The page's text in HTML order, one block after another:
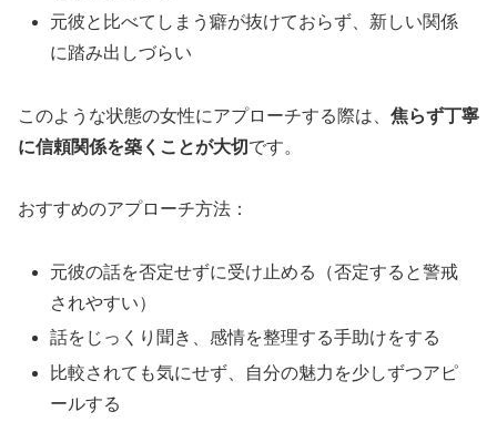
元彼と比べてしまう癖が抜けておらず、新しい関係
に踏み出しづらい
このような状態の女性にアプローチする際は、 焦らず丁寧
に信頼関係を築くことが大切 です。
おすすめのアプローチ方法：
元彼の話を否定せずに受け止める（否定すると警戒
されやすい）
話をじっくり聞き、感情を整理する手助けをする
比較されても気にせず、自分の魅力を少しずつアピ
ールする